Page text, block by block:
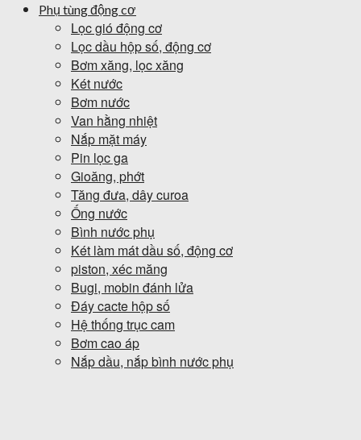
Phụ tùng động cơ
Lọc gió động cơ
Lọc dầu hộp số, động cơ
Bơm xăng, lọc xăng
Két nước
Bơm nước
Van hằng nhiệt
Nắp mặt máy
Pin lọc ga
Gioăng, phớt
Tăng đưa, dây curoa
Ống nước
Bình nước phụ
Két làm mát dầu số, động cơ
piston, xéc măng
Bugi, mobin đánh lửa
Đáy cacte hộp số
Hệ thống trục cam
Bơm cao áp
Nắp dầu, nắp bình nước phụ